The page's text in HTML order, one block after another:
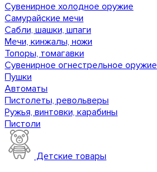
Сувенирное холодное оружие
Самурайские мечи
Сабли, шашки, шпаги
Мечи, кинжалы, ножи
Топоры, томагавки
Сувенирное огнестрельное оружие
Пушки
Автоматы
Пистолеты, револьверы
Ружья, винтовки, карабины
Пистоли
Детские товары